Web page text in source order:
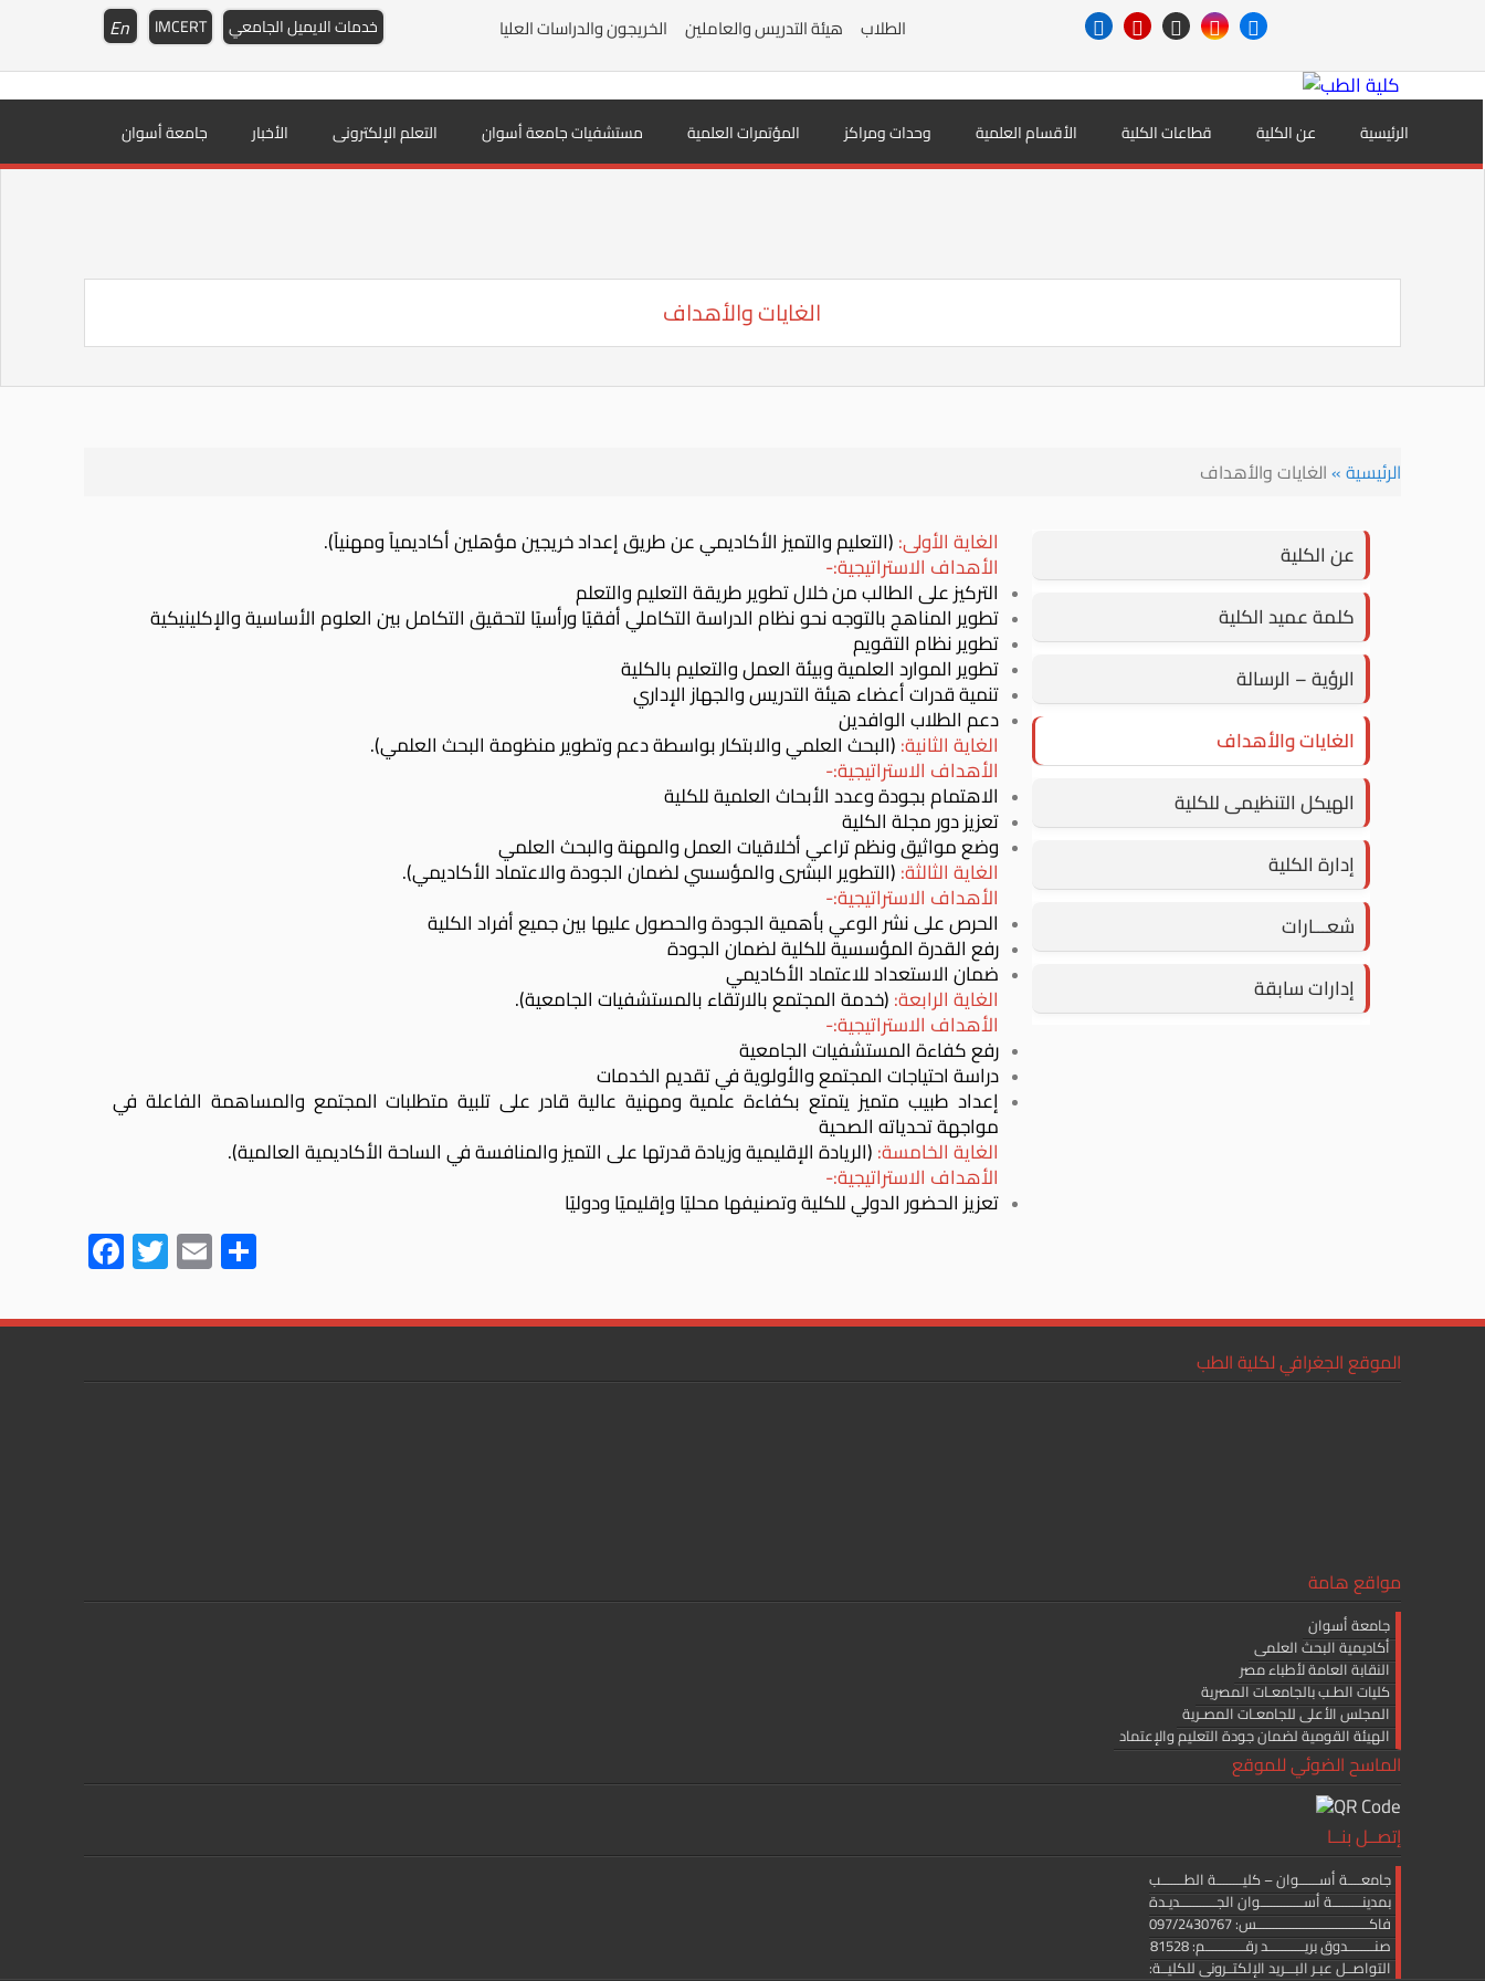
En خدمات الايميل الجامعي IMCERT الخريجون والدراسات العليا هيئة التدريس والعاملين الطلاب
جامعة أسوان الأخبار التعلم الإلكترونى مستشفيات جامعة أسوان المؤتمرات العلمية وحدات ومراكز الأقسام العلمية قطاعات الكلية عن الكلية الرئيسية
الغايات والأهداف
الرئيسية»الغايات والأهداف
الغاية الأولى:(التعليم والتميز الأكاديمي عن طريق إعداد خريجين مؤهلين أكاديمياً ومهنياً).
الأهداف الاستراتيجية:-
التركيز على الطالب من خلال تطوير طريقة التعليم والتعلم
تطوير المناهج بالتوجه نحو نظام الدراسة التكاملي أفقيًا ورأسيًا لتحقيق التكامل بين العلوم الأساسية والإكلينيكية
تطوير نظام التقويم
تطوير الموارد العلمية وبيئة العمل والتعليم بالكلية
تنمية قدرات أعضاء هيئة التدريس والجهاز الإداري
دعم الطلاب الوافدين
الغاية الثانية:(البحث العلمي والابتكار بواسطة دعم وتطوير منظومة البحث العلمي).
الأهداف الاستراتيجية:-
الاهتمام بجودة وعدد الأبحاث العلمية للكلية
تعزيز دور مجلة الكلية
وضع مواثيق ونظم تراعي أخلاقيات العمل والمهنة والبحث العلمي
الغاية الثالثة:(التطوير البشرى والمؤسسي لضمان الجودة والاعتماد الأكاديمي).
الأهداف الاستراتيجية:-
الحرص على نشر الوعي بأهمية الجودة والحصول عليها بين جميع أفراد الكلية
رفع القدرة المؤسسية للكلية لضمان الجودة
ضمان الاستعداد للاعتماد الأكاديمي
الغاية الرابعة:(خدمة المجتمع بالارتقاء بالمستشفيات الجامعية).
الأهداف الاستراتيجية:-
رفع كفاءة المستشفيات الجامعية
دراسة احتياجات المجتمع والأولوية في تقديم الخدمات
إعداد طبيب متميز يتمتع بكفاءة علمية ومهنية عالية قادر على تلبية متطلبات المجتمع والمساهمة الفاعلة في
مواجهة تحدياته الصحية
الغاية الخامسة:(الريادة الإقليمية وزيادة قدرتها على التميز والمنافسة في الساحة الأكاديمية العالمية).
الأهداف الاستراتيجية:-
تعزيز الحضور الدولي للكلية وتصنيفها محليًا وإقليميًا ودوليًا
عن الكلية
كلمة عميد الكلية
الرؤية – الرسالة
الغايات والأهداف
الهيكل التنظيمى للكلية
إدارة الكلية
شعـــارات
إدارات سابقة
F
ac
e
o
T
wi
tt
E
m
ailar
الموقع الجغرافي لكلية الطب
مواقع هامة
جامعة أسوان
أكاديمية البحث العلمى
النقابة العامة لأطباء مصر
كليات الطـب بالجامعـات المصرية
المجلس الأعلى للجامعـات المصـرية
الهيئة القومية لضمان جودة التعليم والإعتماد
الماسح الضوئي للموقع
إتصــل بنــا
جامعــــة أســــــوان – كليــــــــة الطـــــــب
بمدينـــــــــة أســـــــــــــوان الجـــــــــــديـدة
فاكــــــــــــــــــــــــــــــــــس: 097/2430767
صنــــــــدوق بريـــــــــــد رقــــــــــــم: 81528
التواصــل عبـر البـــريد الإلكتــرونى للكليــة: